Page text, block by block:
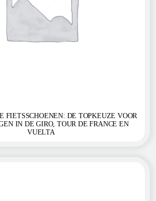
FIETSSCHOENEN: DE TOPKEUZE VOOR
IN DE GIRO, TOUR DE FRANCE EN
VUELTA